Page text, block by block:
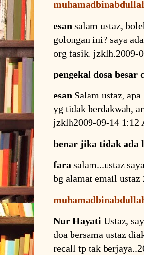
esan salam ustaz,
golongan ini? saya
org fasik. jzklh.2009-
pengekal dosa besar
esan Salam ustaz,
yg tidak berdakwah,
jzklh2009-09-14 1:12
benar jika tidak ada
fara salam...ustaz
bg alamat email
Nur Hayati Ustaz,
doa bersama ustaz
recall tp tak